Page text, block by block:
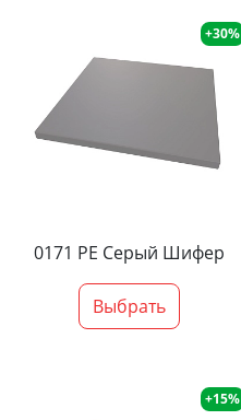
+30%
0171 PE Серый Шифер
Выбрать
+15%